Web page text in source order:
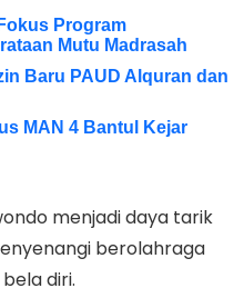
Program
Mutu Madrasah
Baru PAUD Alquran dan
MAN 4 Bantul Kejar
menjadi daya tarik
berolahraga
diri.